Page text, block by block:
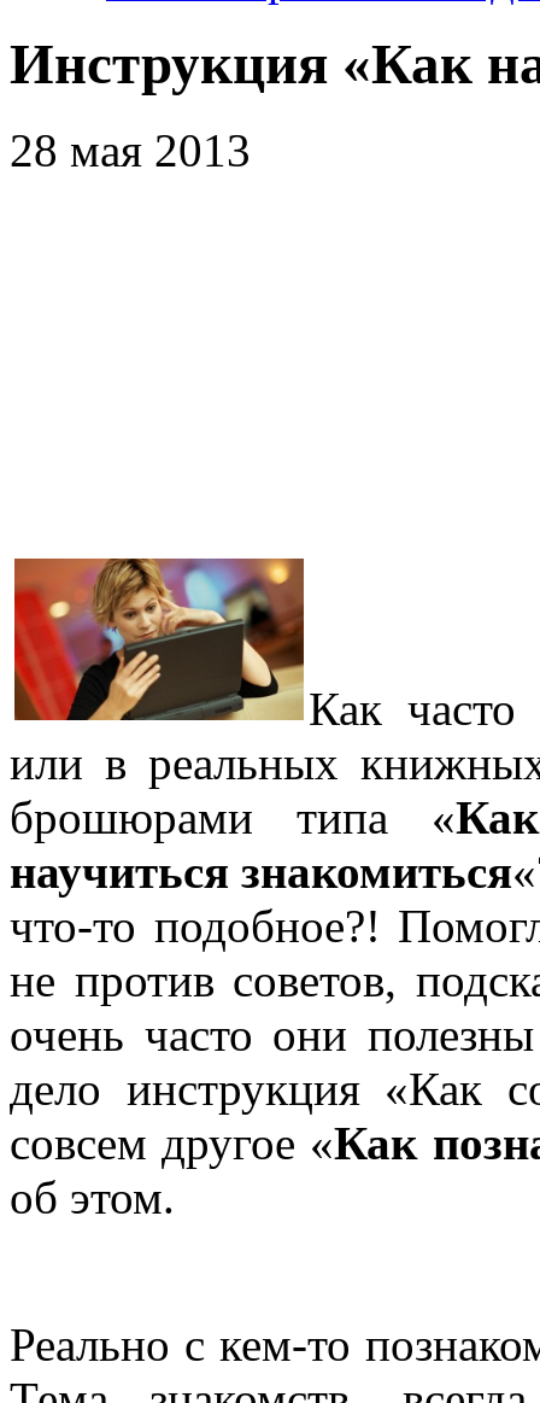
Инструкция «Как
28 мая 2013
Как часто
или в реальных
брошюрами типа «
научиться знакомиться
что-то подобное?!
не против советов,
очень часто они
дело инструкция «Как
совсем другое «Как
об этом.
Реально с кем-то